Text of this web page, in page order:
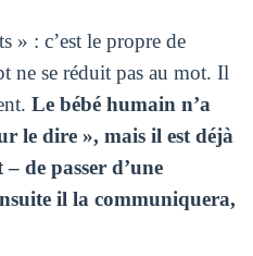
» : c’est le propre de
ne se réduit pas au mot. Il
Le bébé humain n’a
le dire », mais il est déjà
de passer d’une
il la communiquera,